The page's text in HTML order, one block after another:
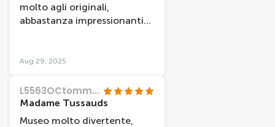
molto agli originali,
abbastanza impressionanti
personaggi rappresentati).
ben organizzato e pulito,
bello lâ€™intrattenimento
interattivo e la possibilitÃ di
Aug 29, 2025
L5563OCtommasoc
Madame Tussauds
Museo molto divertente,